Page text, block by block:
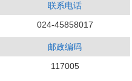
联系电话
024-45858017
邮政编码
117005